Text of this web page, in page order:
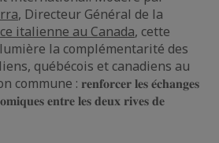
, Directeur Général de la
italienne au Canada, cette
la complémentarité des
québécois et canadiens au
: 𝐫𝐞𝐧𝐟𝐨𝐫𝐜𝐞𝐫 𝐥𝐞𝐬 𝐞́𝐜𝐡𝐚𝐧𝐠𝐞𝐬
𝐞𝐧𝐭𝐫𝐞 𝐥𝐞𝐬 𝐝𝐞𝐮𝐱 𝐫𝐢𝐯𝐞𝐬 𝐝𝐞